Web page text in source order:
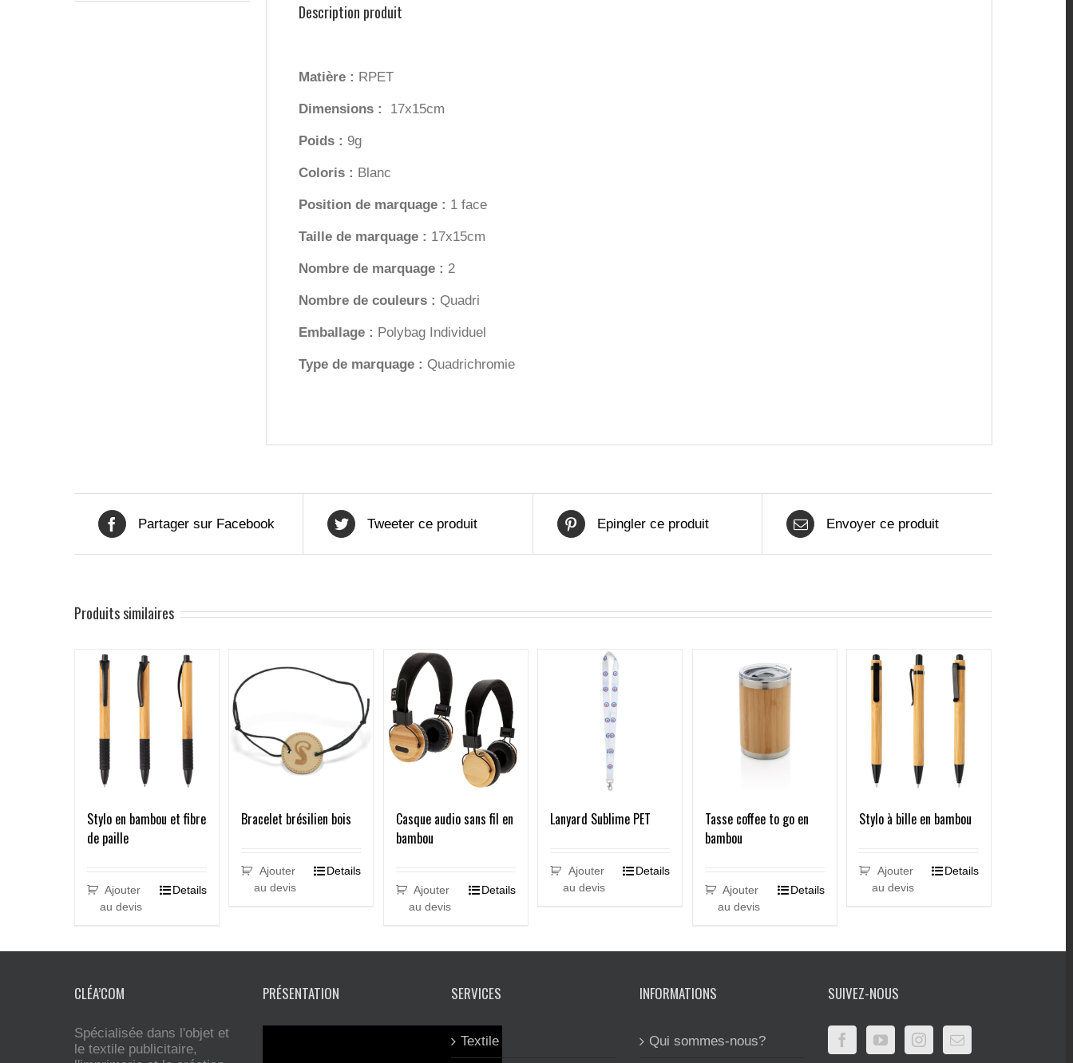
Description produit
Matière : RPET
Dimensions : 17x15cm
Poids : 9g
Coloris : Blanc
Position de marquage : 1 face
Taille de marquage : 17x15cm
Nombre de marquage : 2
Nombre de couleurs : Quadri
Emballage : Polybag Individuel
Type de marquage : Quadrichromie
Partager sur Facebook Tweeter ce produit Epingler ce produit Envoyer ce produit
Produits similaires
Stylo en bambou et fibre
de paille
Ajouter
au devis
Details
Bracelet brésilien bois
Ajouter
au devis
Details
Casque audio sans fil en
bambou
Ajouter
au devis
Details
Lanyard Sublime PET
Ajouter
au devis
Details
Tasse coffee to go en
bambou
Ajouter
au devis
Details
Stylo à bille en bambou
Ajouter
au devis
Details
CLÉA’COM
Spécialisée dans l'objet et
le textile publicitaire,
PRÉSENTATION SERVICES
Textile
INFORMATIONS
Qui sommes-nous?
SUIVEZ-NOUS